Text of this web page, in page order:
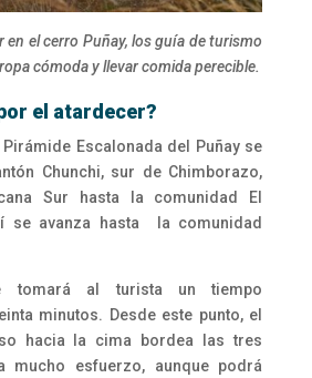
en el cerro Puñay, los guía de turismo
cómoda y llevar comida perecible.
el atardecer?
Escalonada del Puñay se
Chunchi, sur de Chimborazo,
Sur hasta la comunidad El
se avanza hasta la comunidad
tomará al turista un tiempo
minutos. Desde este punto, el
hacia la cima bordea las tres
mucho esfuerzo, aunque podrá